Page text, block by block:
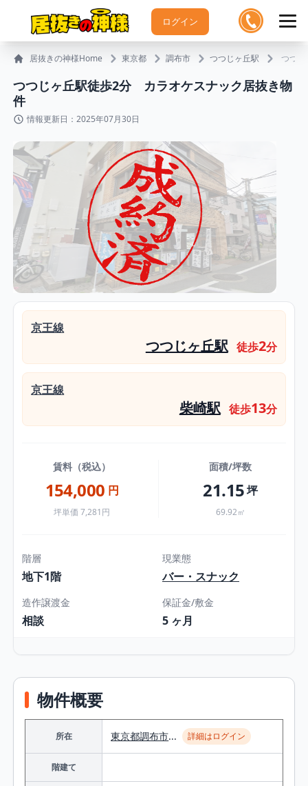
ログイン
居抜きの神様Home 東京都 調布市 つつじヶ丘駅 つつ
つつじヶ丘駅徒歩2分 カラオケスナック居抜き物
件
情報更新日：2025年07月30日
京王線
つつじヶ丘駅 徒歩2分
京王線
柴崎駅 徒歩13分
賃料（税込）
154,000 円
坪単価 7,281円
面積/坪数
21.15坪
69.92㎡
階層
地下1階
現業態
バー・スナック
造作譲渡金
相談
保証金/敷金
5 ヶ月
物件概要
所在 東京都調布市... 詳細はログイン
階建て